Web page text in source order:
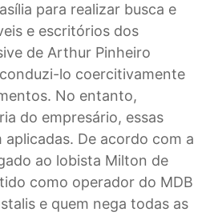
para realizar busca e
e escritórios dos
de Arthur Pinheiro
lo coercitivamente
No entanto,
do empresário, essas
De acordo com a
ao lobista Milton de
como operador do MDB
e quem nega todas as